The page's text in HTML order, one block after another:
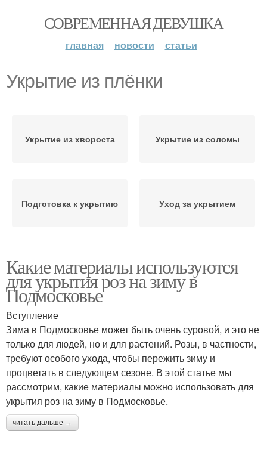
СОВРЕМЕННАЯ ДЕВУШКА
главная новости статьи
Укрытие из плёнки
Укрытие из хвороста Укрытие из соломы
Подготовка к укрытию Уход за укрытием
Какие материалы используются
для укрытия роз на зиму в
Подмосковье
Вступление
Зима в Подмосковье может быть очень суровой, и это не
только для людей, но и для растений. Розы, в частности,
требуют особого ухода, чтобы пережить зиму и
процветать в следующем сезоне. В этой статье мы
рассмотрим, какие материалы можно использовать для
укрытия роз на зиму в Подмосковье.
читать дальше →